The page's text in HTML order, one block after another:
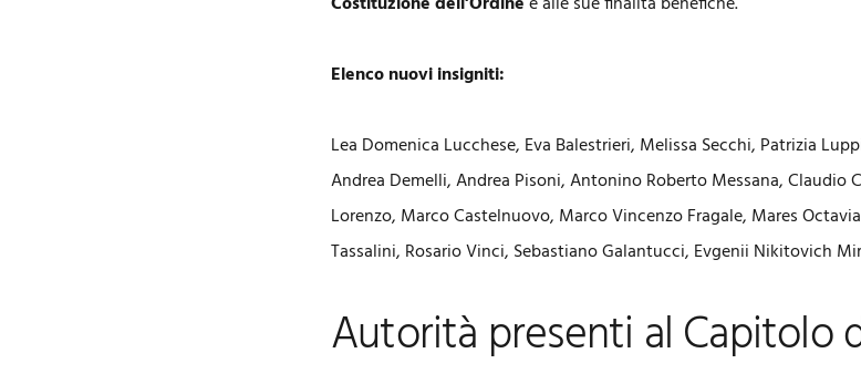
Elenco nuovi insigniti:
Lea Domenica Lucchese, Eva Balestrieri, Melissa Secchi, Patrizia
Andrea Demelli, Andrea Pisoni, Antonino Roberto Messana, Claudio
Lorenzo, Marco Castelnuovo, Marco Vincenzo Fragale, Mares
Tassalini, Rosario Vinci, Sebastiano Galantucci, Evgenii Nikitovich
Autorità presenti al Capitolo